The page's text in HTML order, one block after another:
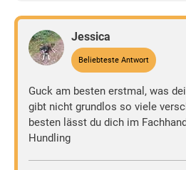
Jessica
Beliebteste Antwort
Guck am besten erstmal, was
gibt nicht grundlos so viele
besten lässt du dich im
Hundling